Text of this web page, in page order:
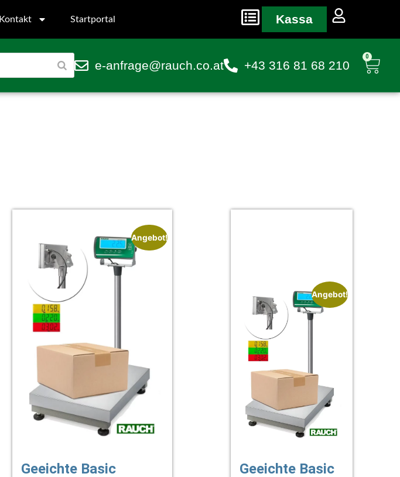
Kontakt Startportal Kassa
e-anfrage@rauch.co.at +43 316 81 68 210
0
Angebot!
Geeichte Basic
Angebot!
Geeichte Basic